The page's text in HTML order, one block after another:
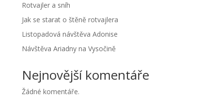
Rotvajler a sníh
Jak se starat o štěně rotvajlera
Listopadová návštěva Adonise
Návštěva Ariadny na Vysočině
Nejnovější komentáře
Žádné komentáře.